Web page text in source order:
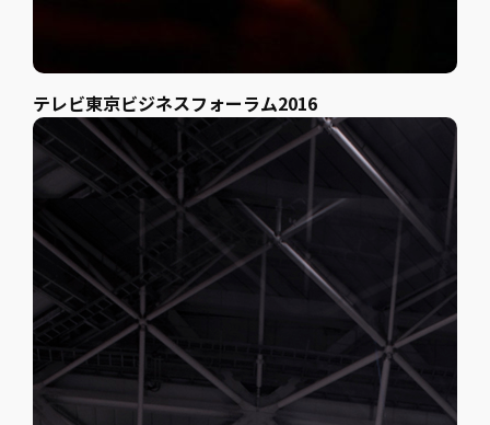
テレビ東京ビジネスフォーラム2016